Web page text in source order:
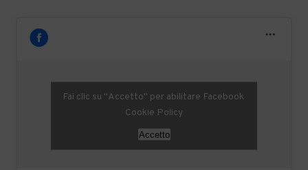
Fai clic su "Accetto" per abilitare Facebook
Cookie Policy
Accetto